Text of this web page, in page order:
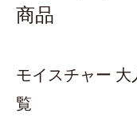
商品
モイスチャー
覧